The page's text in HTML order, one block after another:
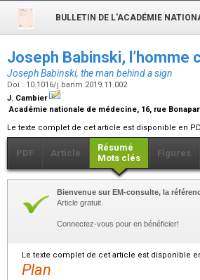
BULLETIN DE L'ACADÉMIE
Joseph Babinski,
Joseph Babinski, the man behind a sign
Doi : 10.1016/j.banm.2019.11.002
J. Cambier
Académie nationale de médecine, 16, rue
Le texte complet de cet article est disponible en
PDF Article
Résumé
Mots clés
Figures
Bienvenue sur EM-consulte, la
Article gratuit.
Connectez-vous pour en bénéficier!
Le texte complet de cet article est disponible
Plan